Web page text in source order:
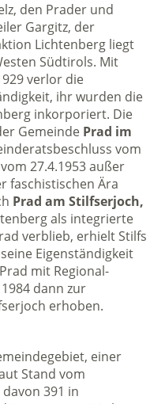
den Prader und
Gargitz, der
Lichtenberg liegt
Südtirols. Mit
verlor die
ihr wurden die
inkorporiert. Die
Gemeinde Prad im
vom
27.4.1953 außer
faschistischen Ära
Prad am Stilfserjoch,
als integrierte
verblieb, erhielt Stilfs
Eigenständigkeit
mit Regional-
dann zur
erhoben.
einer
Stand vom
391 in